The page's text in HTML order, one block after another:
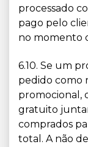
processado
pago pelo
no momento
6.10. Se um
pedido como
promocional,
gratuito
comprados
total. A não